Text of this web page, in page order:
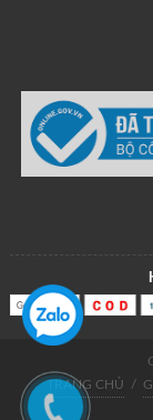
TRANG CHỦ
/